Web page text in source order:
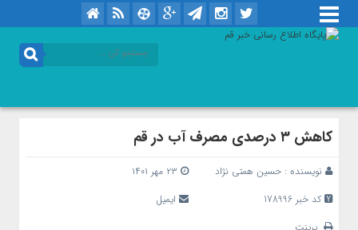
کاهش ۳ درصدی مصرف آب در قم
نویسنده : حسین همتی نژاد
کد خبر 178996
ایمیل